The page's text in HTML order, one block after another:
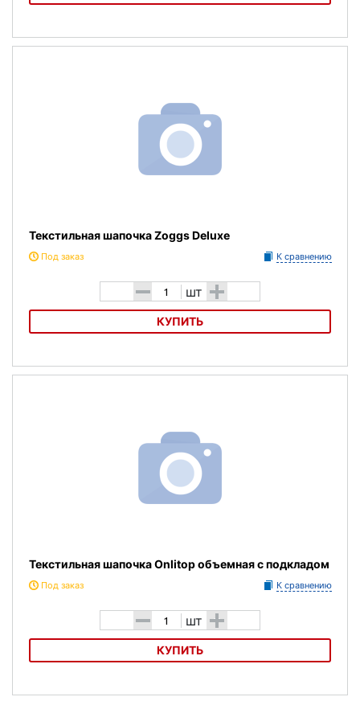
Текстильная шапочка Larsen 3059
Текстильная шапочка Zoggs Deluxe
Под заказ К сравнению
- шт +
КУПИТЬ
Текстильная шапочка Zoggs Deluxe
Текстильная шапочка Onlitop объемная с подкладом
Под заказ К сравнению
- шт +
КУПИТЬ